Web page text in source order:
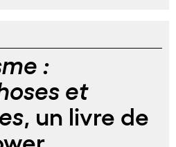
:
et
, un livre de